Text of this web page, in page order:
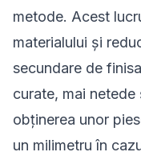
metode. Acest
materialului și
secundare de
curate, mai
obținerea unor
un milimetru în